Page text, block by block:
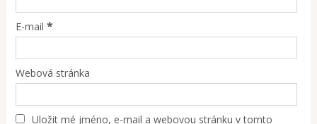
E-mail *
Webová stránka
Uložit mé jméno, e-mail a webovou stránku v tomto